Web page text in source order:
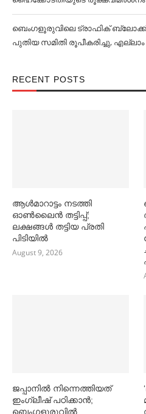
ബെംഗളൂരുവിലെ ട്രാഫിക്
പുതിയ സമിതി രൂപീകരിച്ചു, എല്ലാം
RECENT POSTS
ആള്‍മാറാട്ടം നടത്തി
ഓണ്‍ലൈൻ തട്ടിപ്പ്;
ലക്ഷങ്ങള്‍ തട്ടിയ പ്രതി
പിടിയില്‍
August 9, 2026
ജപ്പാനില്‍ നിന്നെത്തിയത്
ഇംഗ്ലീഷ് പഠിക്കാൻ;
ബെംഗളൂരുവില്‍